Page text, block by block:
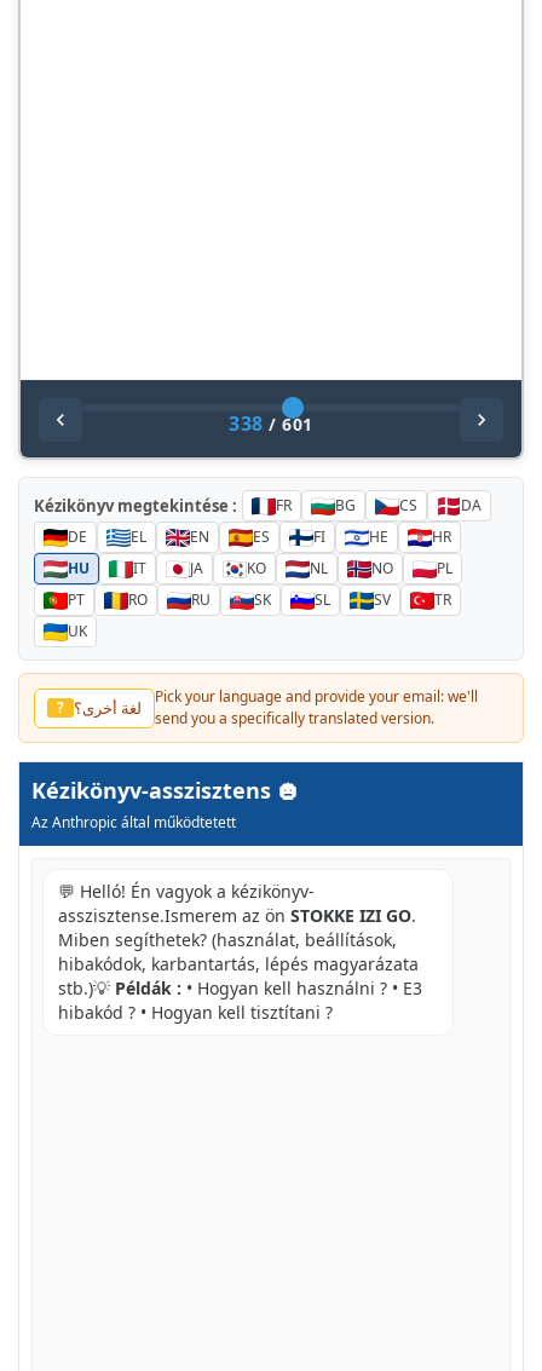
338 /601
Kézikönyv megtekintése : FR BG CS
DA
DE
EL EN ES FI HE
HR
HU
IT JA KO NL NO
PL
PT
RO RU SK SL SV
TR
UK
? لغة أخرى؟
Pick your language and provide your email: we'll
send you a specifically translated version.
Kézikönyv-asszisztens
Az Anthropic által működtetett
💬 Helló! Én vagyok a kézikönyv-
asszisztense.Ismerem az ön STOKKE IZI GO.
Miben segíthetek? (használat, beállítások,
hibakódok, karbantartás, lépés magyarázata
stb.)💡 Példák : • Hogyan kell használni ? • E3
hibakód ? • Hogyan kell tisztítani ?